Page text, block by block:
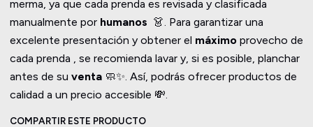
merma, ya que cada prenda es revisada y clasificada
manualmente por humanos 👗. Para garantizar una
excelente presentación y obtener el máximo provecho de
cada prenda , se recomienda lavar y, si es posible, planchar
antes de su venta🧼✨. Así, podrás ofrecer productos de
calidad a un precio accesible 💸.
COMPARTIR ESTE PRODUCTO